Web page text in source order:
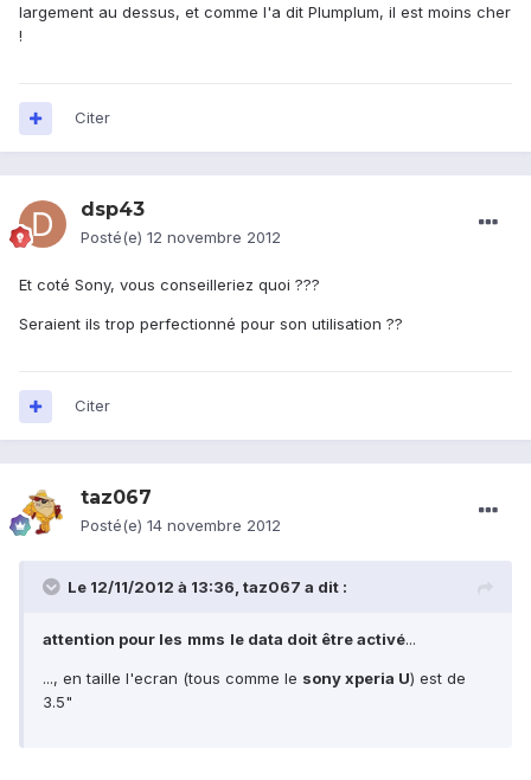
largement au dessus, et comme l'a dit Plumplum, il est moins cher
!
Citer
dsp43
Posté(e) 12 novembre 2012
Et coté Sony, vous conseilleriez quoi ???
Seraient ils trop perfectionné pour son utilisation ??
Citer
taz067
Posté(e) 14 novembre 2012
Le 12/11/2012 à 13:36, taz067 a dit :
attention pour les mms le data doit être activé...
..., en taille l'ecran (tous comme le sony xperia U) est de
3.5"